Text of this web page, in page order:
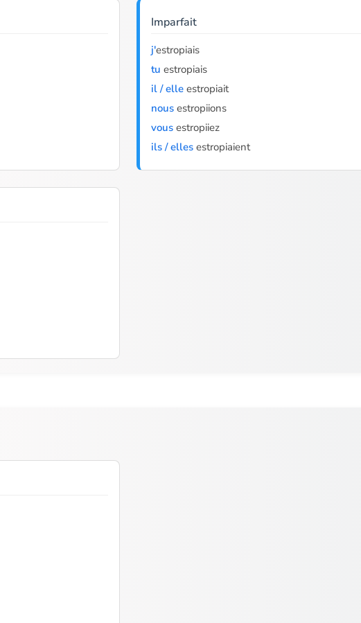
Imparfait
j'estropiais
tu estropiais
il / elleestropiait
nousestropiions
vousestropiiez
ils / ellesestropiaient